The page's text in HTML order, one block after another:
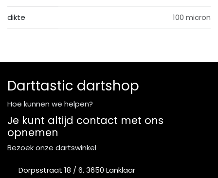
dikte 100 micron
Darttastic dartshop
Hoe kunnen we helpen?
Je kunt altijd contact met ons
opnemen
Bezoek onze dartswinkel
Dorpsstraat 18 / 6, 3650 Lanklaar